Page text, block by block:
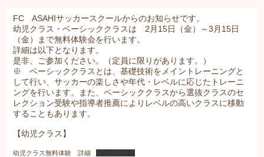
FC ASAHIサッカースクールからのお知らせです。
幼児クラス・ベーシッククラスは 2月15日（金）～3月15日
（金）まで無料体験会を行います。
詳細は以下となります。
是非、ご参加ください。（定員に限りがあります。）
※ ベーシッククラスとは、基礎技術をメイントレーニングと
して行い、サッカーの楽しさや年代・レベルに応じたトレーニ
ングを行います。また、ベーシッククラスから選抜クラスのセ
レクション受験や指導者推薦によりレベルの高いクラスに移動
することもあります。
【幼児クラス】
幼児クラス無料体験 詳細 ダウンロード